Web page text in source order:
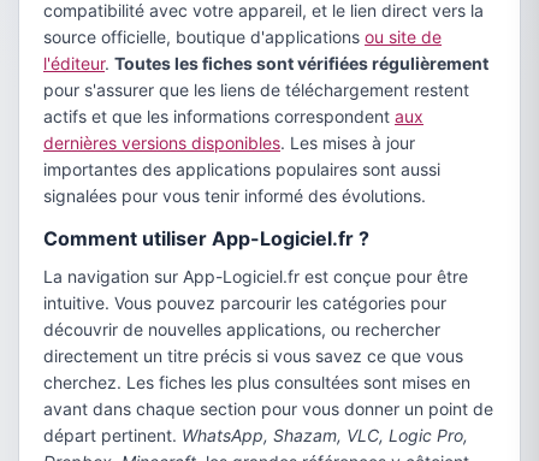
compatibilité avec votre appareil, et le lien direct vers la
source officielle, boutique d'applications ou site de
l'éditeur. Toutes les fiches sont vérifiées régulièrement
pour s'assurer que les liens de téléchargement restent
actifs et que les informations correspondent aux
dernières versions disponibles. Les mises à jour
importantes des applications populaires sont aussi
signalées pour vous tenir informé des évolutions.
Comment utiliser App-Logiciel.fr ?
La navigation sur App-Logiciel.fr est conçue pour être
intuitive. Vous pouvez parcourir les catégories pour
découvrir de nouvelles applications, ou rechercher
directement un titre précis si vous savez ce que vous
cherchez. Les fiches les plus consultées sont mises en
avant dans chaque section pour vous donner un point de
départ pertinent. WhatsApp, Shazam, VLC, Logic Pro,